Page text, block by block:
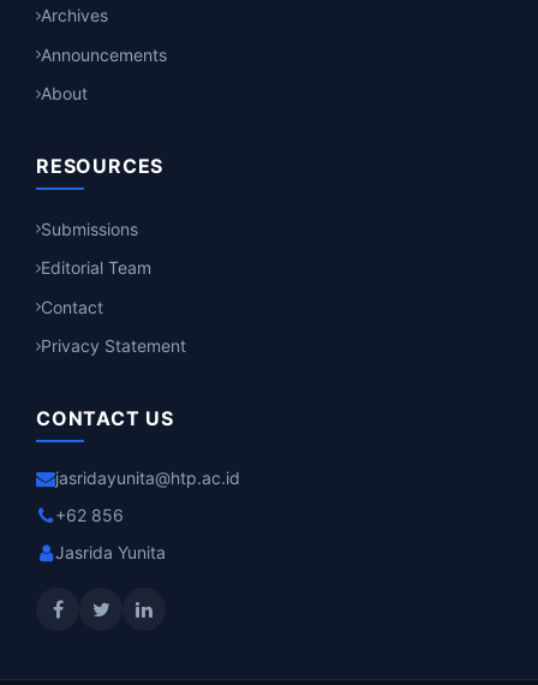
Archives
Announcements
About
RESOURCES
Submissions
Editorial Team
Contact
Privacy Statement
CONTACT US
jasridayunita@htp.ac.id
+62 856
Jasrida Yunita